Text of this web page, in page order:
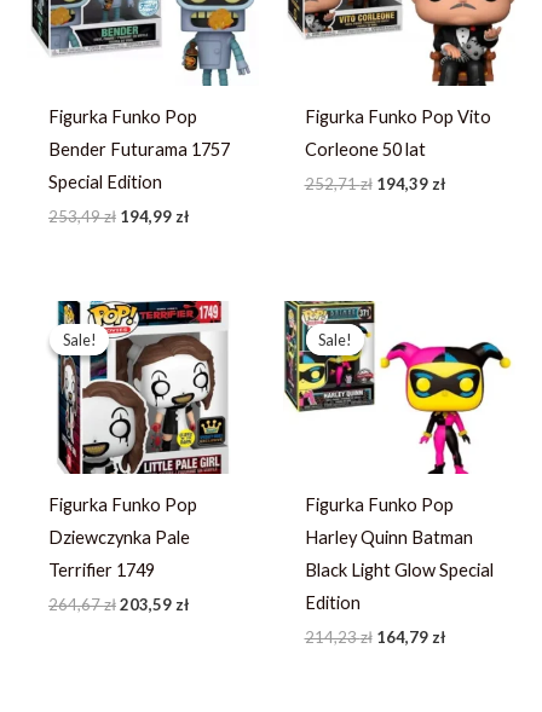
Figurka Funko Pop
Bender Futurama 1757
Special Edition
253,49zł 194,99zł
Figurka Funko Pop Vito
Corleone 50 lat
252,71zł 194,39zł
Sale!
Sale!
Figurka Funko Pop
Dziewczynka Pale
Terrifier 1749
264,67zł
Pierwotna
cena
wynosiła:
264,67 zł.
203,59zł
Aktualna
cena
wynosi:
203,59 zł.
Sale!
Sale!
Figurka Funko Pop
Harley Quinn Batman
Black Light Glow Special
Edition
214,23zł
Pierwotna
wynosiła:
214,23 zł.
164,79zł
wynosi:
164,79 zł.